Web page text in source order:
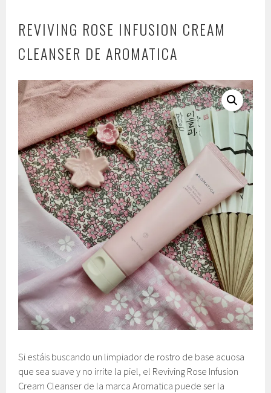
REVIVING ROSE INFUSION CREAM
CLEANSER DE AROMATICA
Si estáis buscando un limpiador de rostro de base acuosa
que sea suave y no irrite la piel, el Reviving Rose Infusion
Cream Cleanser de la marca Aromatica puede ser la